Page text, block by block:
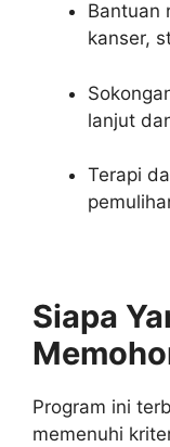
Bantuan
kanser,
lanjut
Terapi
Siapa
Program ini
memenuhi